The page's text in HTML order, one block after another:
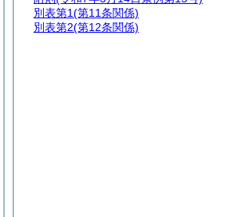
別表第1(第11条関係)
別表第2(第12条関係)